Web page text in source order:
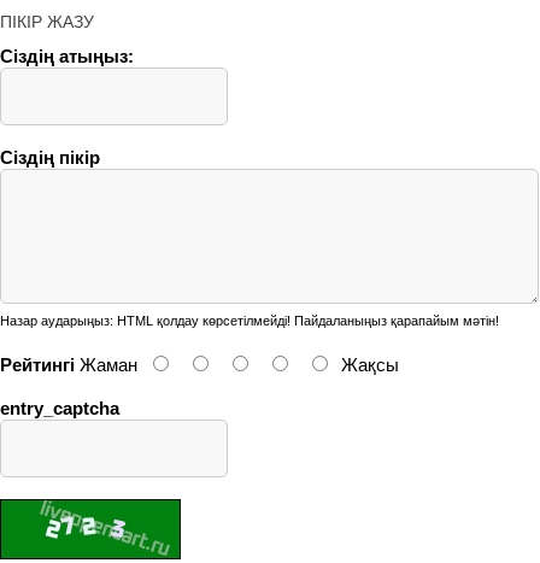
ПІКІР ЖАЗУ
Сіздің атыңыз:
Сіздің пікір
Назар аударыңыз: HTML қолдау көрсетілмейді! Пайдаланыңыз қарапайым мәтін!
Рейтингі Жаман Жақсы
entry_captcha